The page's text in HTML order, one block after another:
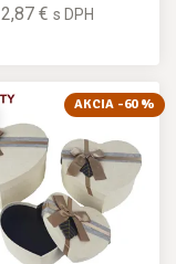
2,87 €s DPH
AKCIA -60 %